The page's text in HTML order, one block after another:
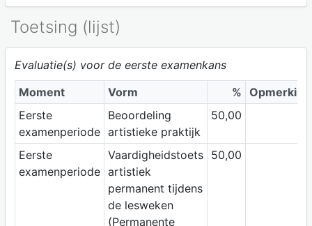
Toetsing (lijst)
Evaluatie(s) voor de eerste examenkans
Moment
Vorm % Opmerking
Eerste
examenperiode
Beoordeling
artistieke praktijk
50,00
Eerste
examenperiode
Vaardigheidstoets
artistiek
permanent tijdens
de lesweken
(Permanente
50,00